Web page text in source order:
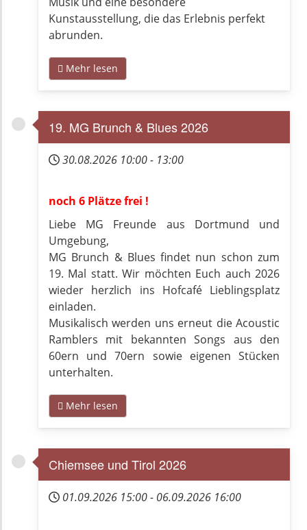
Kunstausstellung, die das Erlebnis perfekt
abrunden.
Mehr lesen
19. MG Brunch & Blues 2026
30.08.2026 10:00- 13:00
noch 6 Plätze frei !
Liebe MG Freunde aus Dortmund und
Umgebung,
MG Brunch & Blues findet nun schon zum
19. Mal statt. Wir möchten Euch auch 2026
wieder herzlich ins Hofcafé Lieblingsplatz
einladen.
Musikalisch werden uns erneut die Acoustic
Ramblers mit bekannten Songs aus den
60ern und 70ern sowie eigenen Stücken
unterhalten.
Mehr lesen
Chiemsee und Tirol 2026
01.09.2026 15:00- 06.09.2026 16:00